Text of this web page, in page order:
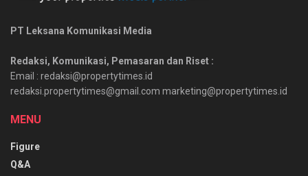
PT Leksana Komunikasi Media
Redaksi, Komunikasi, Pemasaran dan Riset :
Email : redaksi@propertytimes.id
redaksi.propertytimes@gmail.com marketing@propertytimes.id
MENU
Figure
Q&A